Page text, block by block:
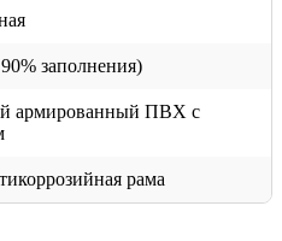
заполнения)
армированный ПВХ с
рама